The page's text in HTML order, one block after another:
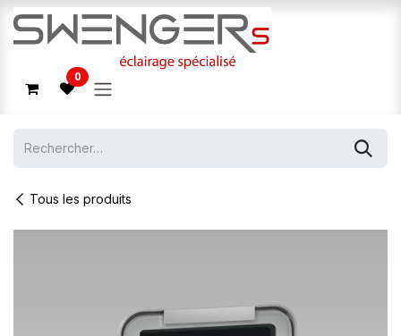
Se rendre au contenu
0
Tous les produits